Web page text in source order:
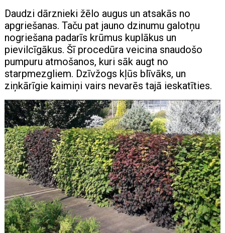
Daudzi dārznieki žēlo augus un atsakās no
apgriešanas. Taču pat jauno dzinumu galotņu
nogriešana padarīs krūmus kuplākus un
pievilcīgākus. Šī procedūra veicina snaudošo
pumpuru atmošanos, kuri sāk augt no
starpmezgliem. Dzīvžogs kļūs blīvāks, un
ziņkārīgie kaimiņi vairs nevarēs tajā ieskatīties.